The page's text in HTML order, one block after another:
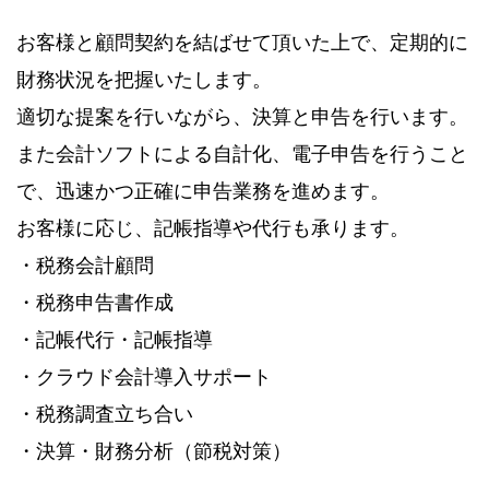
お客様と顧問契約を結ばせて頂いた上で、定期的に
財務状況を把握いたします。
適切な提案を行いながら、決算と申告を行います。
また会計ソフトによる自計化、電子申告を行うこと
で、迅速かつ正確に申告業務を進めます。
お客様に応じ、記帳指導や代行も承ります。
・税務会計顧問
・税務申告書作成
・記帳代行・記帳指導
・クラウド会計導入サポート
・税務調査立ち合い
・決算・財務分析（節税対策）